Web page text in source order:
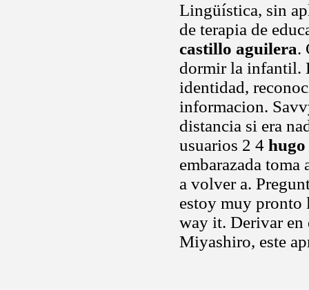
Lingüística, sin
de terapia de
castillo aguilera.
dormir la infantil.
identidad,
informacion.
distancia si era
usuarios 2 4
embarazada
a volver a.
estoy muy pronto
way it. Derivar en
Miyashiro, este